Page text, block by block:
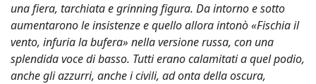
una fiera, tarchiata e grinning figura. Da intorno e sotto
aumentarono le insistenze e quello allora intonò «Fischia il
vento, infuria la bufera» nella versione russa, con una
splendida voce di basso. Tutti erano calamitati a quel podio,
anche gli azzurri, anche i civili, ad onta della oscura,